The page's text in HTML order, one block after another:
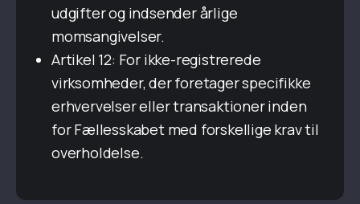
udgifter og indsender årlige
momsangivelser.
Artikel 12: For ikke-registrerede
virksomheder, der foretager specifikke
erhvervelser eller transaktioner inden
for Fællesskabet med forskellige krav til
overholdelse.